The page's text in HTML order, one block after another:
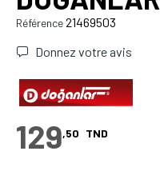
Référence21469503
Donnez votre avis
129,50 TND